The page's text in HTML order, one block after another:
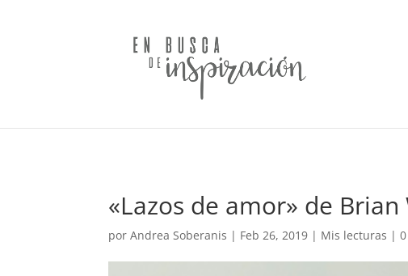
«Lazos de amor» de Brian
porAndrea Soberanis | Feb 26, 2019 | Mis lecturas |